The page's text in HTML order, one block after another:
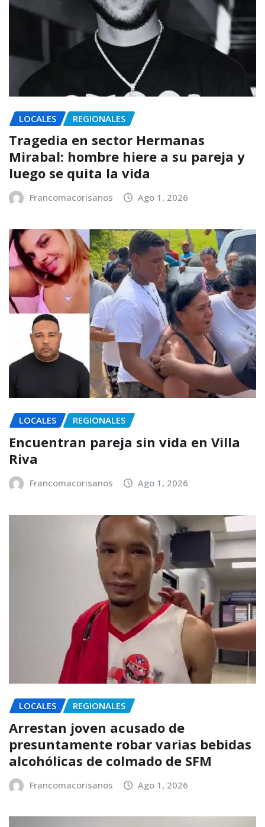
LOCALES REGIONALES
Tragedia en sector Hermanas
Mirabal: hombre hiere a su pareja y
luego se quita la vida
Francomacorisanos Ago 1, 2026
LOCALES REGIONALES
Encuentran pareja sin vida en Villa
Riva
Francomacorisanos Ago 1, 2026
LOCALES REGIONALES
Arrestan joven acusado de
presuntamente robar varias bebidas
alcohólicas de colmado de SFM
Francomacorisanos Ago 1, 2026